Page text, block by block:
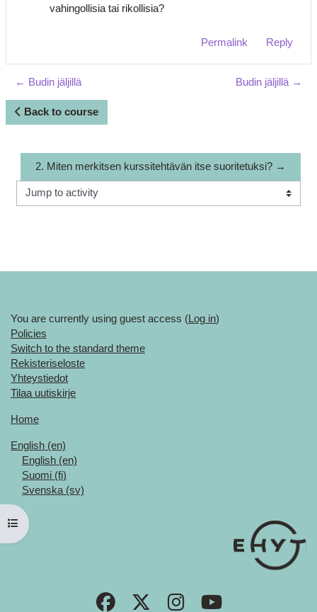
Open course index
vahingollisia tai rikollisia?
Permalink Reply
← Budin jäljillä Budin jäljillä →
Back to course
Jump to activity
2. Miten merkitsen kurssitehtävän itse suoritetuksi? →
You are currently using guest access (Log in)
Policies
Switch to the standard theme
Rekisteriseloste
Yhteystiedot
Tilaa uutiskirje
Home
English ‎(en)‎
English ‎(en)‎
Suomi ‎(fi)‎
Svenska ‎(sv)‎